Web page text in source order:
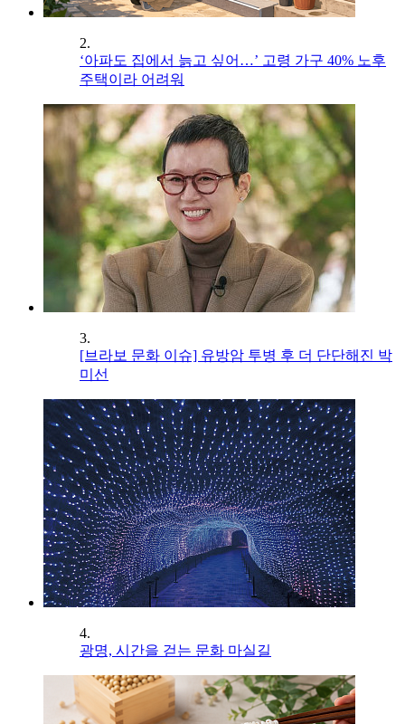
2.
‘아파도 집에서 늙고 싶어…’ 고령 가구 40% 노후
주택이라 어려워
3.
[브라보 문화 이슈] 유방암 투병 후 더 단단해진 박
미선
4.
광명, 시간을 걷는 문화 마실길